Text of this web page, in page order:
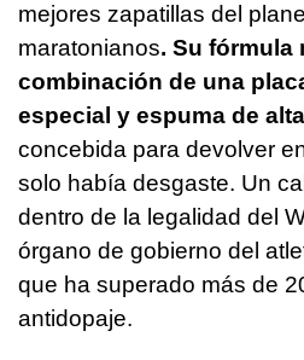
mejores zapatillas del
maratonianos. Su fórmula
combinación de una
especial y espuma de
concebida para devolver
solo había desgaste. Un
dentro de la legalidad del
órgano de gobierno del
que ha superado más de
antidopaje.